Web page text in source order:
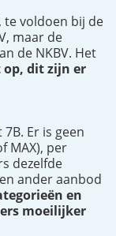
te voldoen bij de
maar de
de NKBV. Het
op, dit zijn er
Er is geen
MAX), per
dezelfde
ander aanbod
en
moeilijker